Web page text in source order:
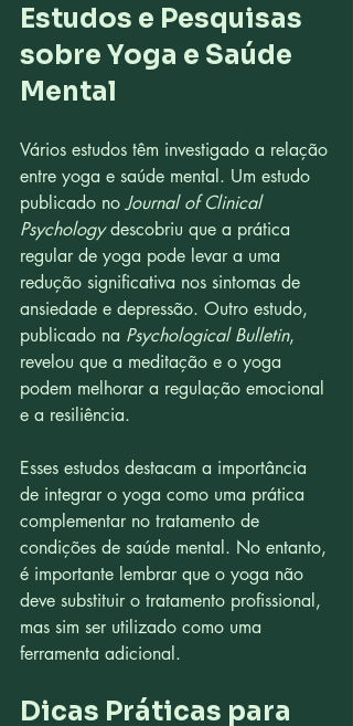
Estudos e Pesquisas
sobre Yoga e Saúde
Mental
Vários estudos têm investigado a relação
entre yoga e saúde mental. Um estudo
publicado no Journal of Clinical
Psychology descobriu que a prática
regular de yoga pode levar a uma
redução significativa nos sintomas de
ansiedade e depressão. Outro estudo,
publicado na Psychological Bulletin,
revelou que a meditação e o yoga
podem melhorar a regulação emocional
e a resiliência.
Esses estudos destacam a importância
de integrar o yoga como uma prática
complementar no tratamento de
condições de saúde mental. No entanto,
é importante lembrar que o yoga não
deve substituir o tratamento profissional,
mas sim ser utilizado como uma
ferramenta adicional.
Dicas Práticas para